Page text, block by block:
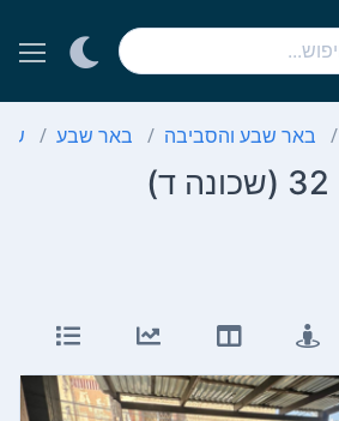
באר שבע והסביבה באר שבע